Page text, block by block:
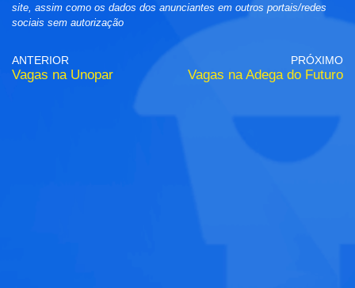
site, assim como os dados dos anunciantes em outros portais/redes
sociais sem autorização
ANTERIOR
Vagas na Unopar
PRÓXIMO
Vagas na Adega do Futuro